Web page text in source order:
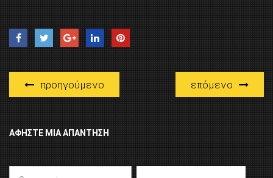
προηγούμενο επόμενο
ΑΦΉΣΤΕ ΜΙΑ ΑΠΆΝΤΗΣΗ